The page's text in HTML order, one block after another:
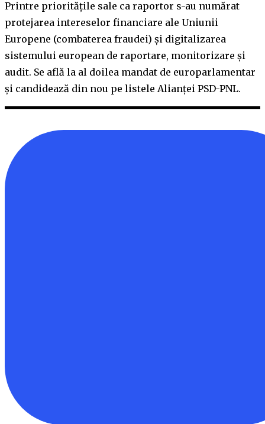
Printre prioritățile sale ca raportor s-au numărat
protejarea intereselor financiare ale Uniunii
Europene (combaterea fraudei) și digitalizarea
sistemului european de raportare, monitorizare și
audit. Se află la al doilea mandat de europarlamentar
și candidează din nou pe listele Alianței PSD-PNL.